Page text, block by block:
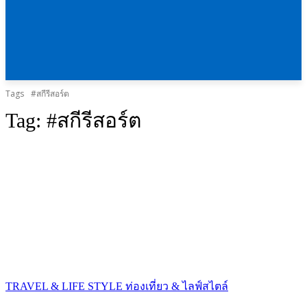
Tags #สกีรีสอร์ต
Tag: #สกีรีสอร์ต
TRAVEL & LIFE STYLE ท่องเที่ยว & ไลฟ์สไตล์